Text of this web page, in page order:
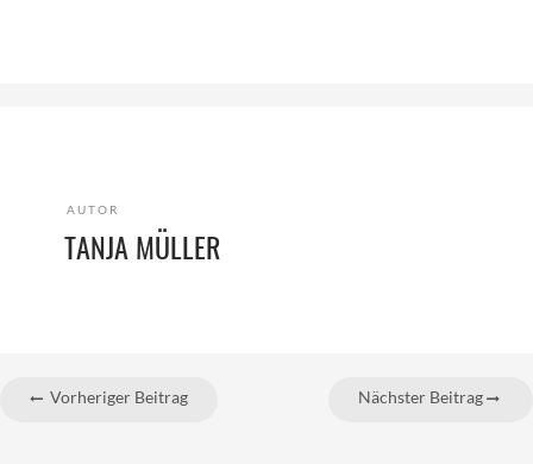
AUTOR
TANJA MÜLLER
Vorheriger Beitrag Nächster Beitrag